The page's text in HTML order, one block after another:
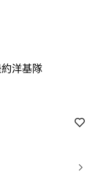
洋基隊